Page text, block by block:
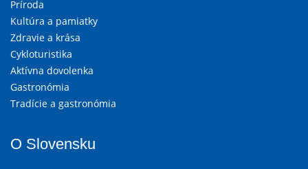
Príroda
Kultúra a pamiatky
Zdravie a krása
Cykloturistika
Aktívna dovolenka
Gastronómia
Tradície a gastronómia
O Slovensku